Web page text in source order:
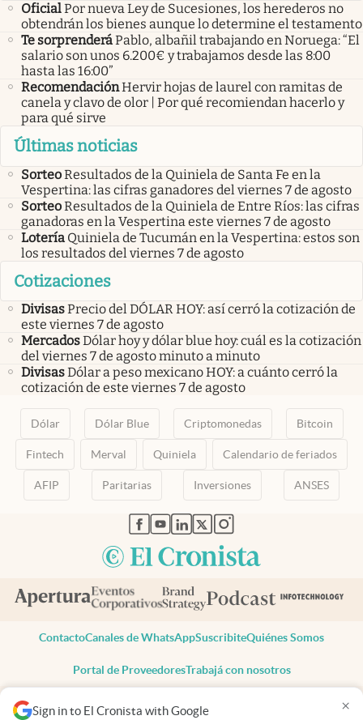
Sign in to El Cronista with Google ×
OficialPor nueva Ley de Sucesiones, los herederos no
obtendrán los bienes aunque lo determine el testamento
Te sorprenderáPablo, albañil trabajando en Noruega: “El
salario son unos 6.200€ y trabajamos desde las 8:00
hasta las 16:00”
RecomendaciónHervir hojas de laurel con ramitas de
canela y clavo de olor | Por qué recomiendan hacerlo y
para qué sirve
Últimas noticias
SorteoResultados de la Quiniela de Santa Fe en la
Vespertina: las cifras ganadores del viernes 7 de agosto
SorteoResultados de la Quiniela de Entre Ríos: las cifras
ganadoras en la Vespertina este viernes 7 de agosto
Lotería Quiniela de Tucumán en la Vespertina: estos son
los resultados del viernes 7 de agosto
Cotizaciones
DivisasPrecio del DÓLAR HOY: así cerró la cotización de
este viernes 7 de agosto
MercadosDólar hoy y dólar blue hoy: cuál es la cotización
del viernes 7 de agosto minuto a minuto
DivisasDólar a peso mexicano HOY: a cuánto cerró la
cotización de este viernes 7 de agosto
Dólar Dólar Blue Criptomonedas Bitcoin
Fintech Merval Quiniela Calendario de feriados
AFIP Paritarias Inversiones ANSES
abre en nueva pestaña
abre en nueva pestaña
abre en nueva pestaña
abre en nueva pestaña
abre en nueva pestaña
ContactoCanales de WhatsAppSuscribiteQuiénes Somos
Portal de ProveedoresTrabajá con nosotros
Todos los derechos reservados